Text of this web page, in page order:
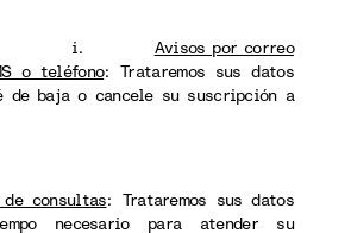
Avisos por correo
o teléfono: Trataremos sus datos
de baja o cancele su suscripción a
consultas: Trataremos sus datos
necesario para atender su